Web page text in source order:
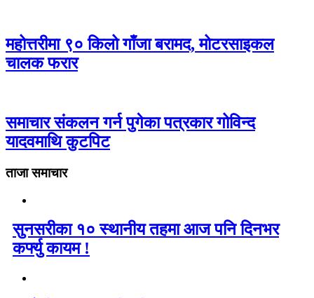
महोत्तरीमा ९० किलो गाँजा बरामद, मोटरसाइकल
चालक फरार
समाचार संकलन गर्न पुगेका पत्रकार गोविन्द
यादवमाथि कुटपिट
ताजा समाचार
सुनसरीका १० स्थानीय तहमा आज पनि दिनभर
कर्फ्यु कायम !